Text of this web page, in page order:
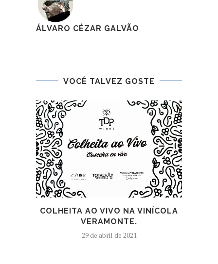
ÁLVARO CÉZAR GALVÃO
VOCÊ TALVEZ GOSTE
COLHEITA AO VIVO NA VINÍCOLA
VERAMONTE.
29 de abril de 2021